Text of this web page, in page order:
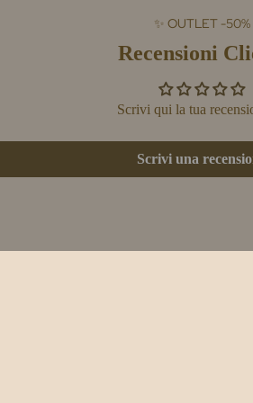
✨ OUTLET -50%
Recensioni
Scrivi qui la tua
Scrivi una